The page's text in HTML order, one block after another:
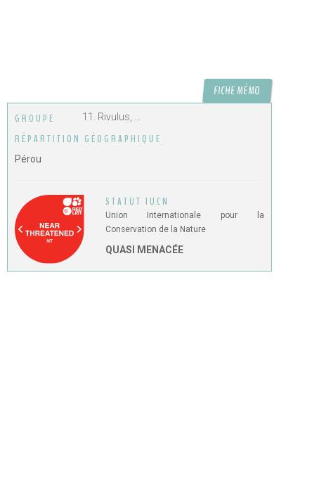
FICHE MÉMO
GROUPE 11. Rivulus, ...
RÉPARTITION GÉOGRAPHIQUE
Pérou
STATUT IUCN
Union Internationale pour la
Conservation de la Nature
QUASI MENACÉE